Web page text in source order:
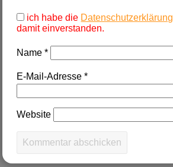
ich habe die Datenschutzerklärung
damit einverstanden.
Name*
E-Mail-Adresse*
Website